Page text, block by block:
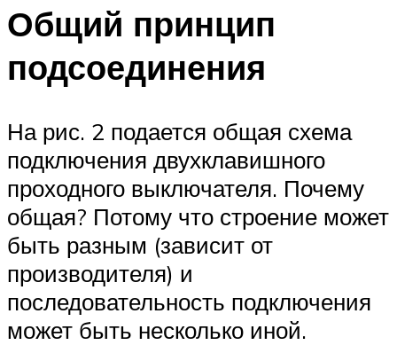
Общий принцип
подсоединения
На рис. 2 подается общая схема
подключения двухклавишного
проходного выключателя. Почему
общая? Потому что строение может
быть разным (зависит от
производителя) и
последовательность подключения
может быть несколько иной.